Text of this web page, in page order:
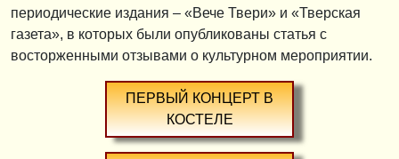
периодические издания – «Вече Твери» и «Тверская
газета», в которых были опубликованы статья с
восторженными отзывами о культурном мероприятии.
ПЕРВЫЙ КОНЦЕРТ В
КОСТЕЛЕ